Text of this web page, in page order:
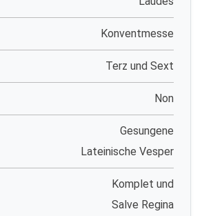
Konventmesse
Terz und Sext
Non
Gesungene
Lateinische Vesper
Komplet und
Salve Regina